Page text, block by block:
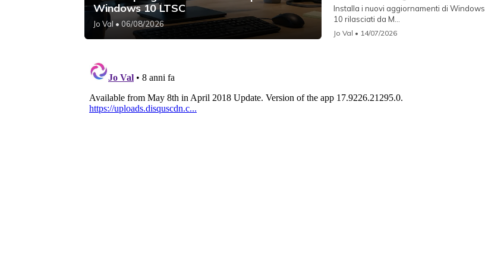
Windows 10 LTSC
Jo Val • 06/08/2026
Installa i nuovi aggiornamenti di Windows
10 rilasciati da M...
Jo Val • 14/07/2026